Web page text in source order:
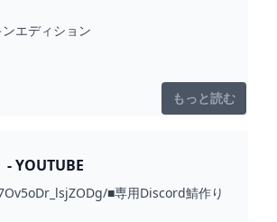
エディション
もっと読む
YOUTUBE
■専用Discord鯖作り